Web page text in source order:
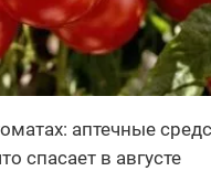
аптечные
спасает в августе